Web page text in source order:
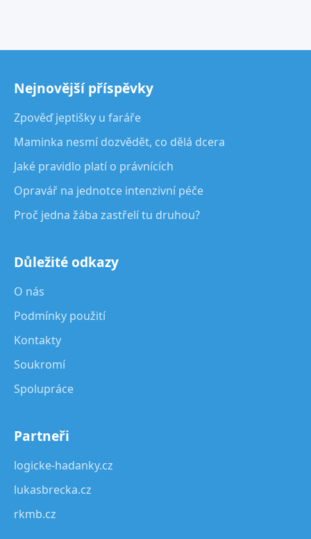
Nejnovější příspěvky
Zpověď jeptišky u faráře
Maminka nesmí dozvědět, co dělá dcera
Jaké pravidlo platí o právnících
Opravář na jednotce intenzivní péče
Proč jedna žába zastřelí tu druhou?
Důležité odkazy
O nás
Podmínky použití
Kontakty
Soukromí
Spolupráce
Partneři
logicke-hadanky.cz
lukasbrecka.cz
rkmb.cz